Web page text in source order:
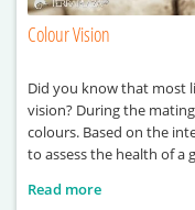
Colour Vision
Did you know that most
vision? During the
colours. Based on the
to assess the health of a
males, often
Read more